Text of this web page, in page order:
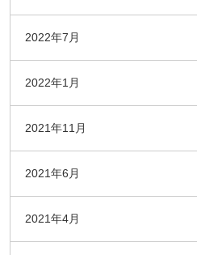
2022年7月
2022年1月
2021年11月
2021年6月
2021年4月